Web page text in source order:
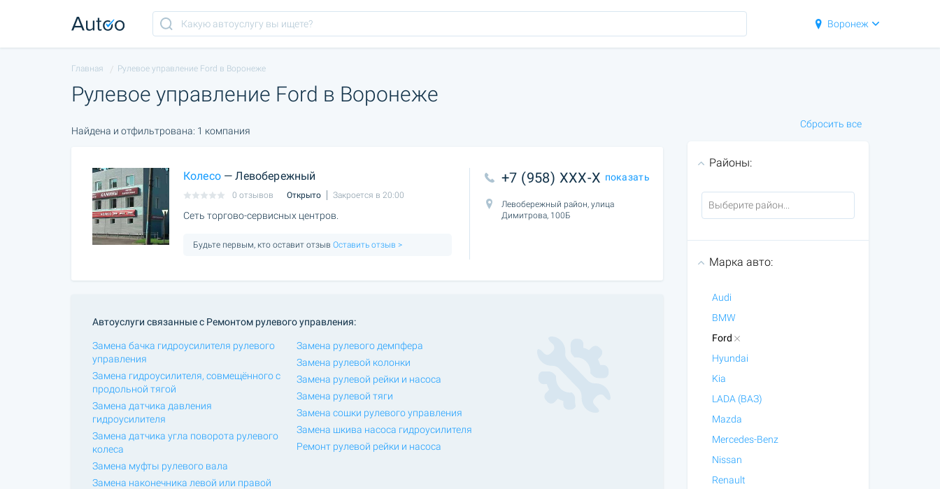
Воронеж
Главная Рулевое управление Ford в Воронеже
Рулевое управление Ford в Воронеже
Найдена и отфильтрована: 1 компания
Колесо— Левобережный
0 отзывов Открыто Закроется в 20:00
Сеть торгово-сервисных центров.
Будьте первым, кто оставит отзыв Оставить отзыв >
+7 (958) XXX-X показать
Левобережный район, улица
Димитрова, 100Б
Автоуслуги связанные с Ремонтом рулевого управления:
Замена бачка гидроусилителя рулевого
управления
Замена гидроусилителя, совмещённого с
продольной тягой
Замена датчика давления
гидроусилителя
Замена датчика угла поворота рулевого
колеса
Замена муфты рулевого вала
Замена наконечника левой или правой
Замена рулевого демпфера
Замена рулевой колонки
Замена рулевой рейки и насоса
Замена рулевой тяги
Замена сошки рулевого управления
Замена шкива насоса гидроусилителя
Ремонт рулевой рейки и насоса
Сбросить все
Районы:
Марка авто:
Audi
BMW
Ford
Hyundai
Kia
LADA (ВАЗ)
Mazda
Mercedes-Benz
Nissan
Renault